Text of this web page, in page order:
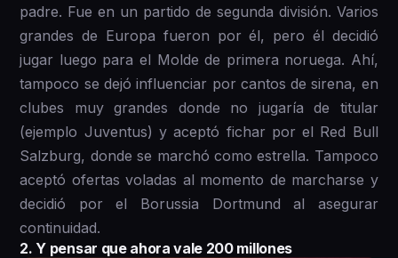
padre. Fue en un partido de segunda división. Varios
grandes de Europa fueron por él, pero él decidió
jugar luego para el Molde de primera noruega. Ahí,
tampoco se dejó influenciar por cantos de sirena, en
clubes muy grandes donde no jugaría de titular
(ejemplo Juventus) y aceptó fichar por el Red Bull
Salzburg, donde se marchó como estrella. Tampoco
aceptó ofertas voladas al momento de marcharse y
decidió por el Borussia Dortmund al asegurar
continuidad.
2. Y pensar que ahora vale 200 millones